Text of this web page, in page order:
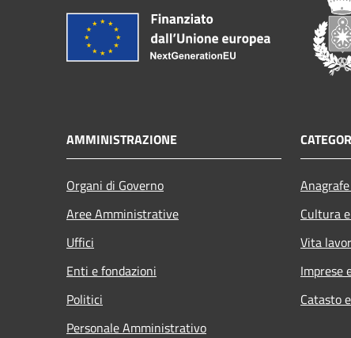
AMMINISTRAZIONE
Organi di Governo
Aree Amministrative
Uffici
Enti e fondazioni
Politici
Personale Amministrativo
Cultura
Vita
Imprese
Catasto